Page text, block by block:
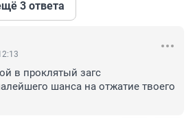
3 ответа
в проклятый загс
шанса на отжатие твоего